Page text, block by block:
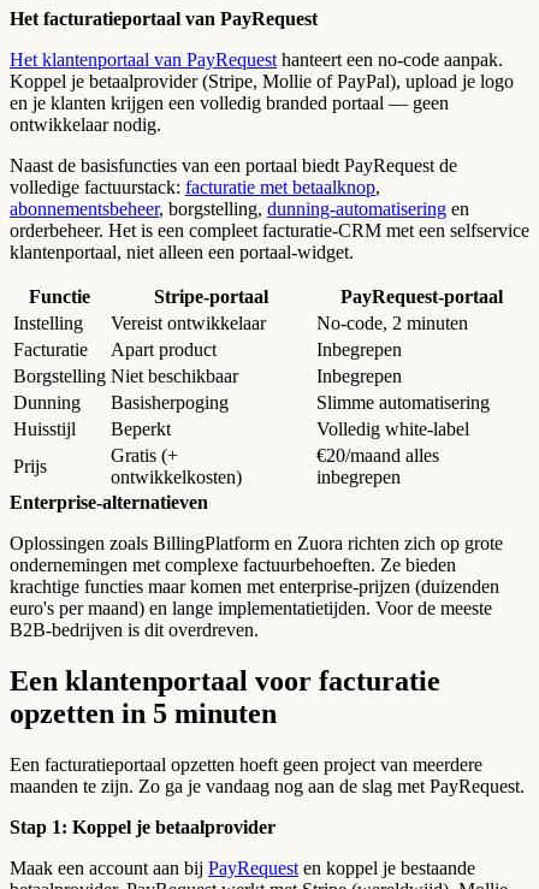
Het facturatieportaal van PayRequest
Het klantenportaal van PayRequesthanteert een no-code aanpak.
Koppel je betaalprovider (Stripe, Mollie of PayPal), upload je logo
en je klanten krijgen een volledig branded portaal — geen
ontwikkelaar nodig.
Naast de basisfuncties van een portaal biedt PayRequest de
volledige factuurstack: facturatie met betaalknop,
abonnementsbeheer, borgstelling, dunning-automatisering en
orderbeheer. Het is een compleet facturatie-CRM met een selfservice
klantenportaal, niet alleen een portaal-widget.
Functie Stripe-portaal
PayRequest-portaal
Instelling
Vereist ontwikkelaar
No-code, 2 minuten
Facturatie
Apart product
Inbegrepen
Borgstelling Niet beschikbaar
Inbegrepen
Dunning
Basisherpoging
Slimme automatisering
Huisstijl
Beperkt
Volledig white-label
Prijs
Gratis (+
ontwikkelkosten)
€20/maand alles
inbegrepen
Enterprise-alternatieven
Oplossingen zoals BillingPlatform en Zuora richten zich op grote
ondernemingen met complexe factuurbehoeften. Ze bieden
krachtige functies maar komen met enterprise-prijzen (duizenden
euro's per maand) en lange implementatietijden. Voor de meeste
B2B-bedrijven is dit overdreven.
Een klantenportaal voor facturatie
opzetten in 5 minuten
Een facturatieportaal opzetten hoeft geen project van meerdere
maanden te zijn. Zo ga je vandaag nog aan de slag met PayRequest.
Stap 1: Koppel je betaalprovider
Maak een account aan bij PayRequest en koppel je bestaande